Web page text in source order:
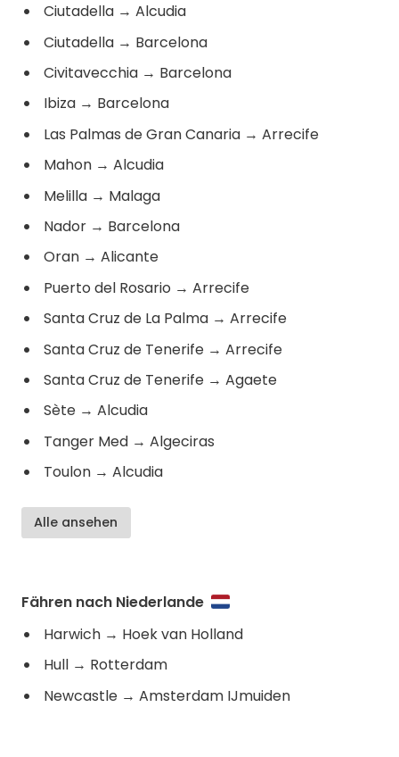
Ciutadella → Alcudia
Ciutadella → Barcelona
Civitavecchia → Barcelona
Ibiza → Barcelona
Las Palmas de Gran Canaria → Arrecife
Mahon → Alcudia
Melilla → Malaga
Nador → Barcelona
Oran → Alicante
Puerto del Rosario → Arrecife
Santa Cruz de La Palma → Arrecife
Santa Cruz de Tenerife → Arrecife
Santa Cruz de Tenerife → Agaete
Sète → Alcudia
Tanger Med → Algeciras
Toulon → Alcudia
Alle ansehen
Fähren nach Niederlande
Harwich → Hoek van Holland
Hull → Rotterdam
Newcastle → Amsterdam IJmuiden